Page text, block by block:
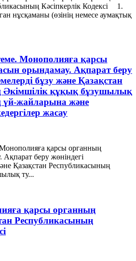
Кәсіпкерлік Кодексі 1.
нұсқаманы (өзінің немесе аумақтық
Монополияға қарсы
орындамау. Ақпарат беру
бұзу және Қазақстан
Әкімшілік құқық бұзушылық
үй-жайларына және
жасау
Монополияға қарсы органның
беру жөніндегі
Қазақстан Республикасының
ту...
қарсы органның
Республикасының